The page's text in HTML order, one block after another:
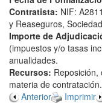
Contratista: NIF:
y Reaseguros,
Importe de
(impuestos y/o tasas
anualidades.
Recursos: Reposición,
materia de contratación.
Anterior
Imprimir